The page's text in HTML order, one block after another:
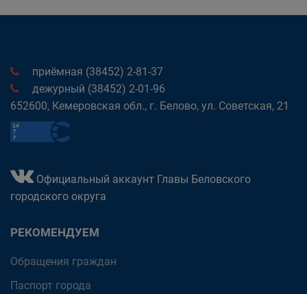
приёмная (38452) 2-81-37
дежурный (38452) 2-01-96
652600, Кемеровская обл., г. Белово, ул. Советская, 21
Официальный аккаунт Главы Беловского
городского округа
РЕКОМЕНДУЕМ
Обращения граждан
Паспорт города